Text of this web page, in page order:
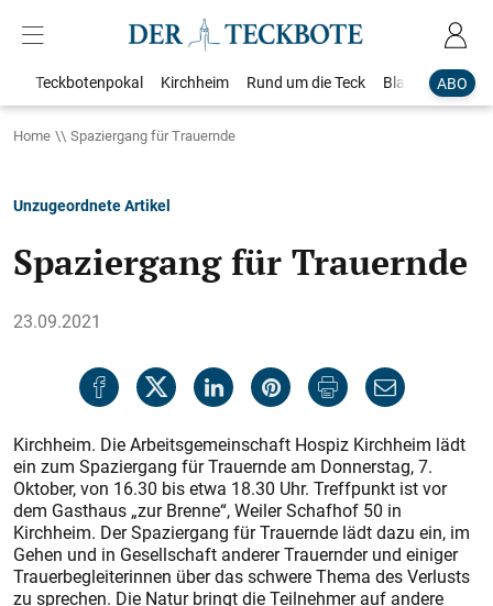
ABO
Teckbotenpokal Kirchheim Rund um die Teck Blaulicht
Home Spaziergang für Trauernde
Unzugeordnete Artikel
Spaziergang für Trauernde
23.09.2021
Kirchheim. Die Arbeitsgemeinschaft Hospiz Kirchheim lädt
ein zum Spaziergang für Trauernde am Donnerstag, 7.
Oktober, von 16.30 bis etwa 18.30 Uhr. Treffpunkt ist vor
dem Gasthaus „zur Brenne“, Weiler Schafhof 50 in
Kirchheim. Der Spaziergang für Trauernde lädt dazu ein, im
Gehen und in Gesellschaft anderer Trauernder und einiger
Trauerbegleiterinnen über das schwere Thema des Verlusts
zu sprechen. Die Natur bringt die Teilnehmer auf andere